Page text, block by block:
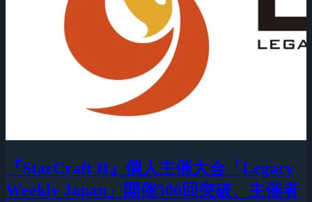
『StarCraft II』個人主催大会「Legacy
Weekly Japan」開催500回突破、主催者